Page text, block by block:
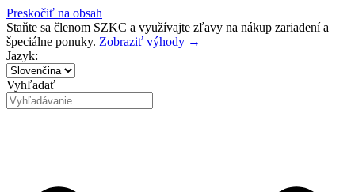
Preskočiť na obsah
Staňte sa členom SZKC a využívajte zľavy na nákup zariadení a
špeciálne ponuky. Zobraziť výhody →
Jazyk:
Vyhľadať